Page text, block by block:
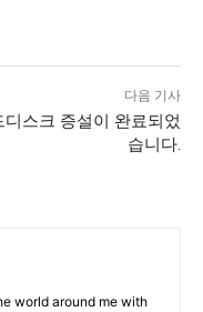
다음 기사
디스크 증설이 완료되었
습니다.
world around me with